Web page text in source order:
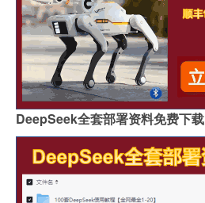
DeepSeek全套部署资料免费下载